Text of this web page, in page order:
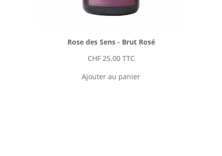
Rose des Sens - Brut Rosé
CHF25.00 TTC
Ajouter au panier